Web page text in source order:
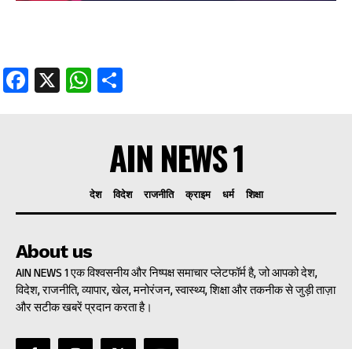
Facebook
X WhatsApp
AIN NEWS 1
देश विदेश राजनीति क्राइम धर्म शिक्षा
About us
AIN NEWS 1 एक विश्वसनीय और निष्पक्ष समाचार प्लेटफॉर्म है, जो आपको देश,
विदेश, राजनीति, व्यापार, खेल, मनोरंजन, स्वास्थ्य, शिक्षा और तकनीक से जुड़ी ताज़ा
और सटीक खबरें प्रदान करता है।